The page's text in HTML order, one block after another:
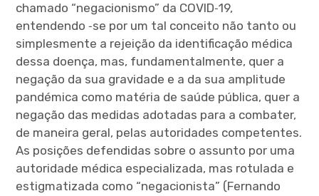
chamado “negacionismo” da COVID‑19,
entendendo ‑se por um tal conceito não tanto ou
simplesmente a rejeição da identificação médica
dessa doença, mas, fundamentalmente, quer a
negação da sua gravidade e a da sua amplitude
pandémica como matéria de saúde pública, quer a
negação das medidas adotadas para a combater,
de maneira geral, pelas autoridades competentes.
As posições defendidas sobre o assunto por uma
autoridade médica especializada, mas rotulada e
estigmatizada como “negacionista” (Fernando